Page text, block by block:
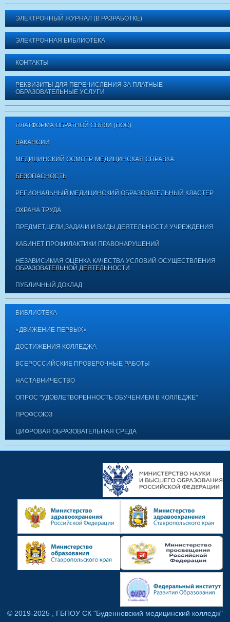
ЭЛЕКТРОННЫЙ ЖУРНАЛ (В РАЗРАБОТКЕ)
ЭЛЕКТРОННАЯ БИБЛИОТЕКА
КОНТАКТЫ
РЕКВИЗИТЫ ДЛЯ ПЕРЕЧИСЛЕНИЯ ЗА ПЛАТНЫЕ
ОБРАЗОВАТЕЛЬНЫЕ УСЛУГИ
ПЛАТФОРМА ОБРАТНОЙ СВЯЗИ (ПОС)
ВАКАНСИИ
МЕДИЦИНСКИЙ ОСМОТР. МЕДИЦИНСКАЯ СПРАВКА
БЕЗОПАСНОСТЬ
РЕГИОНАЛЬНЫЙ МЕДИЦИНСКИЙ ОБРАЗОВАТЕЛЬНЫЙ КЛАСТЕР
ОХРАНА ТРУДА
ПРЕДМЕТ,ЦЕЛИ,ЗАДАЧИ И ВИДЫ ДЕЯТЕЛЬНОСТИ УЧРЕЖДЕНИЯ
КАБИНЕТ ПРОФИЛАКТИКИ ПРАВОНАРУШЕНИЙ
НЕЗАВИСИМАЯ ОЦЕНКА КАЧЕСТВА УСЛОВИЙ ОСУЩЕСТВЛЕНИЯ
ОБРАЗОВАТЕЛЬНОЙ ДЕЯТЕЛЬНОСТИ
ПУБЛИЧНЫЙ ДОКЛАД
БИБЛИОТЕКА
«ДВИЖЕНИЕ ПЕРВЫХ»
ДОСТИЖЕНИЯ КОЛЛЕДЖА
ВСЕРОССИЙСКИЕ ПРОВЕРОЧНЫЕ РАБОТЫ
НАСТАВНИЧЕСТВО
ОПРОС "УДОВЛЕТВОРЕННОСТЬ ОБУЧЕНИЕМ В КОЛЛЕДЖЕ"
ПРОФСОЮЗ
ЦИФРОВАЯ ОБРАЗОВАТЕЛЬНАЯ СРЕДА
© 2019-2025 , ГБПОУ СК "Буденновский медицинский колледж"